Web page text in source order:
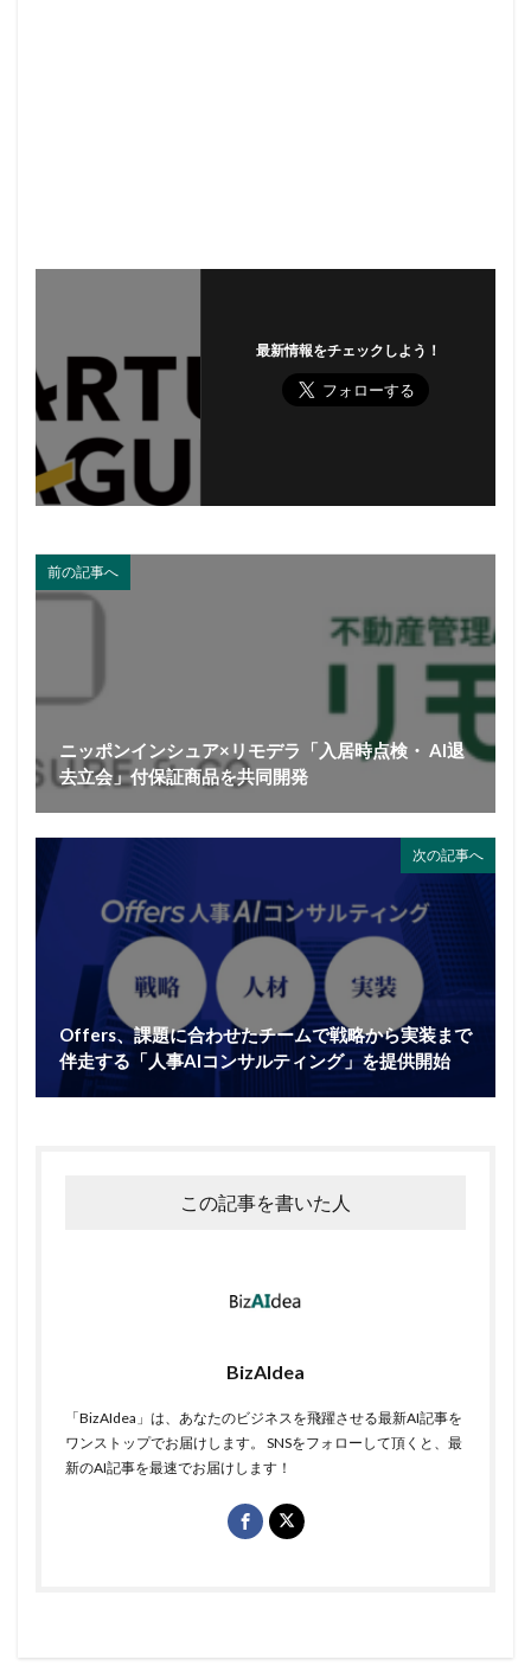
最新情報をチェックしよう！
前の記事へ
ニッポンインシュア×リモデラ「入居時点検・ AI退
去立会」付保証商品を共同開発
次の記事へ
Offers、課題に合わせたチームで戦略から実装まで
伴走する「人事AIコンサルティング」を提供開始
この記事を書いた人
BizAIdea
「BizAIdea」は、あなたのビジネスを飛躍させる最新AI記事を
ワンストップでお届けします。 SNSをフォローして頂くと、最
新のAI記事を最速でお届けします！